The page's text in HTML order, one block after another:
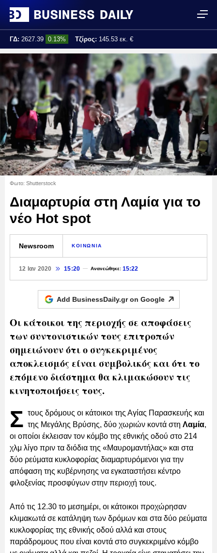
ΓΔ: 2627.39 0.13% Τζίρος: 145.53 εκ. €
Τελ. ενημέρωση:
Φωτο: Shutterstock
Διαμαρτυρία στη Λαμία για το
νέο Hot spot
Newsroom ΚΟΙΝΩΝΙΑ
12 Ιαν 2020 15:20 Ανανεώθηκε: 15:22
Add BusinessDaily.gr on Google
Οι κάτοικοι της περιοχής σε αποφάσεις
των συντονιστικών τους επιτροπών
σημειώνουν ότι ο συγκεκριμένος
αποκλεισμός είναι συμβολικός και ότι το
επόμενο διάστημα θα κλιμακώσουν τις
κινητοποιήσεις τους.
Σ τους δρόμους οι κάτοικοι της Αγίας Παρασκευής και
της Μεγάλης Βρύσης, δύο χωριών κοντά στη Λαμία,
οι οποίοι έκλεισαν τον κόμβο της εθνικής οδού στο 214
χλμ λίγο πριν τα διόδια της «Μαυρομαντήλας» και στα
δύο ρεύματα κυκλοφορίας διαμαρτυρόμενοι για την
απόφαση της κυβέρνησης να εγκαταστήσει κέντρο
φιλοξενίας προσφύγων στην περιοχή τους.
Από τις 12.30 το μεσημέρι, οι κάτοικοι προχώρησαν
κλιμακωτά σε κατάληψη των δρόμων και στα δύο ρεύματα
κυκλοφορίας της εθνικής οδού αλλά και στους
παράδρομους που είναι κοντά στο συγκεκριμένο κόμβο